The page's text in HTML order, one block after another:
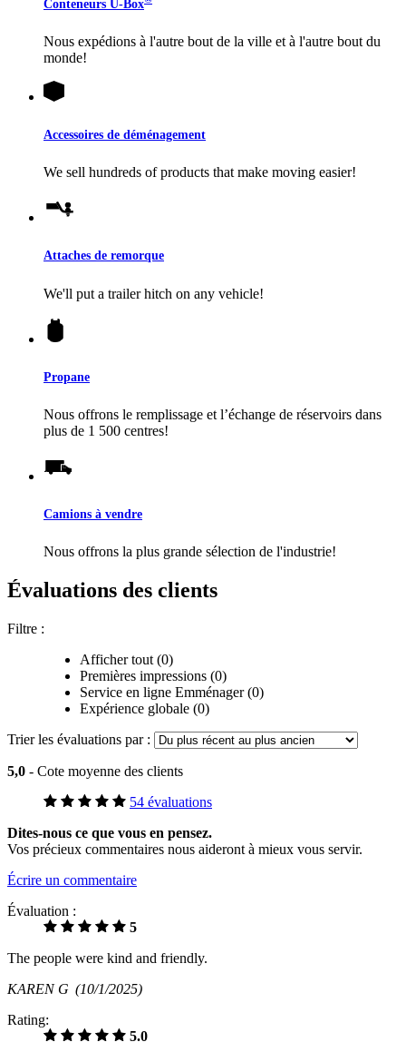
Conteneurs U-Box
Nous expédions à l'autre bout de la ville et à l'autre bout du
monde!
Accessoires de déménagement
We sell hundreds of products that make moving easier!
Attaches de remorque
We'll put a trailer hitch on any vehicle!
Propane
Nous offrons le remplissage et l’échange de réservoirs dans
plus de 1 500 centres!
Camions à vendre
Nous offrons la plus grande sélection de l'industrie!
Évaluations des clients
Filtre :
Afficher tout (0)
Premières impressions (0)
Service en ligne Emménager (0)
Expérience globale (0)
Trier les évaluations par :
5,0 - Cote moyenne des clients
54 évaluations
Dites-nous ce que vous en pensez.
Vos précieux commentaires nous aideront à mieux vous servir.
Écrire un commentaire
Évaluation :
5
The people were kind and friendly.
KAREN G (10/1/2025)
Rating:
5.0